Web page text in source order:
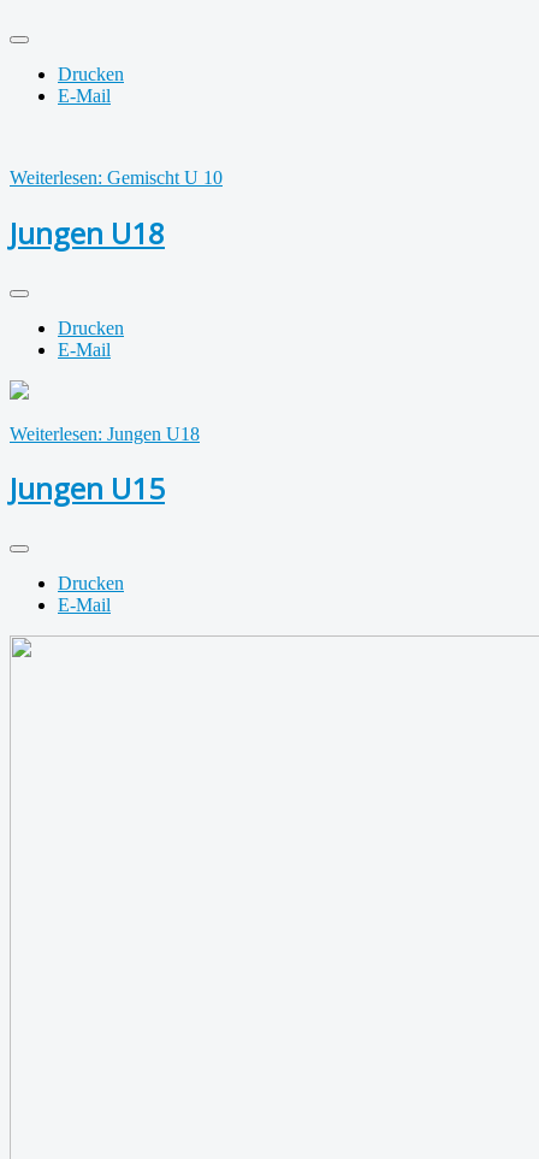
Drucken
E-Mail
Weiterlesen: Gemischt U 10
Jungen U18
Drucken
E-Mail
Weiterlesen: Jungen U18
Jungen U15
Drucken
E-Mail